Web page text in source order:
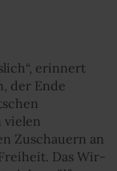
erinnert
der Ende
vielen
Zuschauern an
Das Wir-